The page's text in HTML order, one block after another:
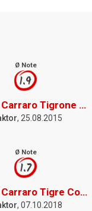
Ø Note
1.9
Antonio Carraro Tigrone 7700
, 25.08.2015
Ø Note
1.7
Antonio Carraro Tigre Country 3700
, 07.10.2018